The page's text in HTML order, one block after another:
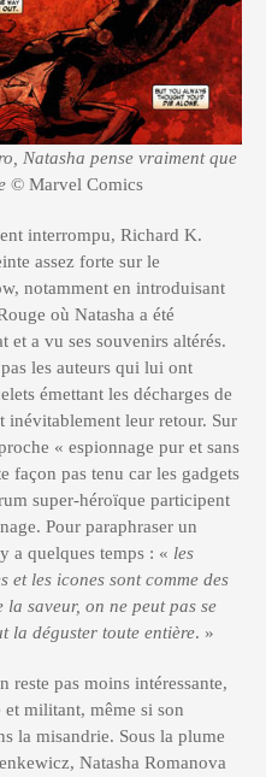
Natasha pense vraiment que
© Marvel Comics
interrompu, Richard K.
assez forte sur le
notamment en introduisant
où Natasha a été
et a vu ses souvenirs altérés.
les auteurs qui lui ont
émettant les décharges de
inévitablement leur retour. Sur
« espionnage pur et sans
façon pas tenu car les gadgets
super-héroïque participent
Pour paraphraser un
a quelques temps : « les
et les icones sont comme des
saveur, on ne peut pas se
la déguster toute entière. »
reste pas moins intéressante,
et militant, même si son
la misandrie. Sous la plume
Natasha Romanova